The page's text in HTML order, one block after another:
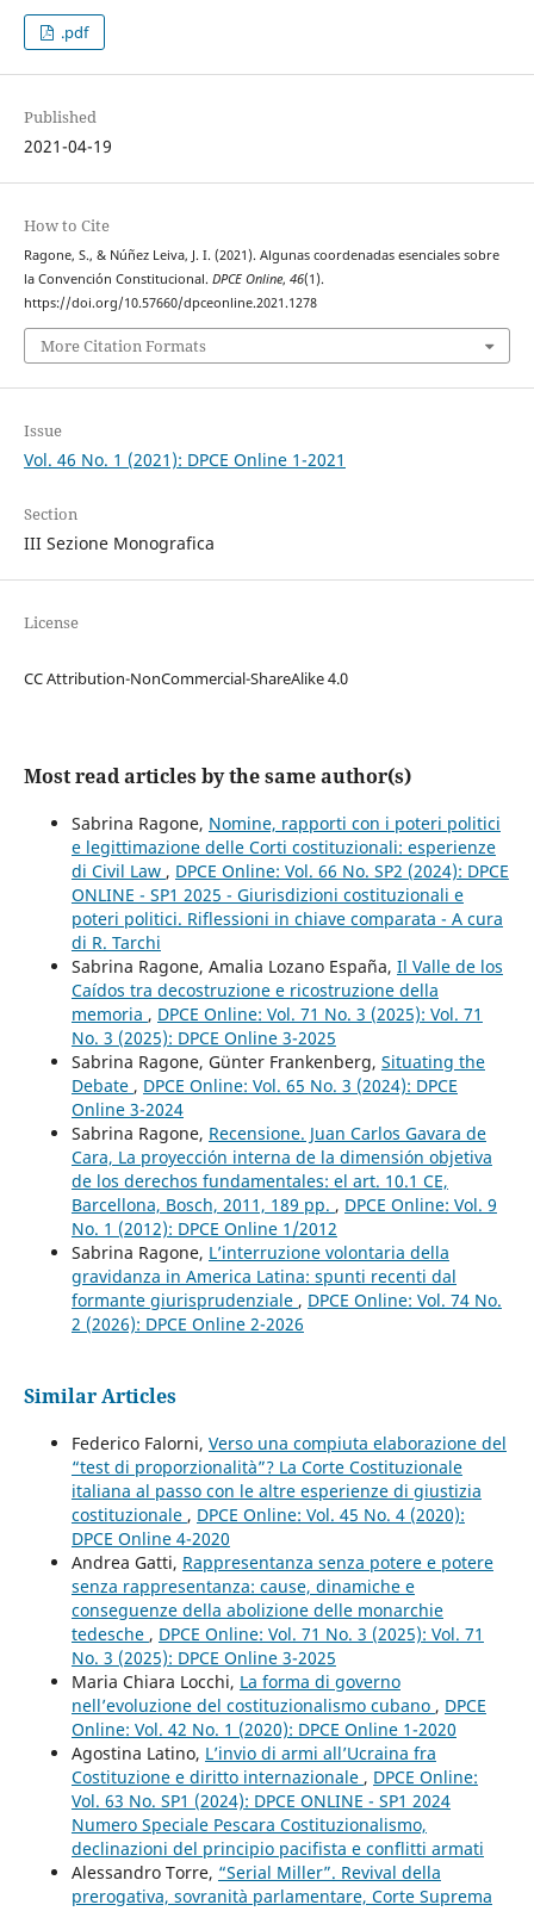
.pdf
Published
2021-04-19
How to Cite
Ragone, S., & Núñez Leiva, J. I. (2021). Algunas coordenadas esenciales sobre
la Convención Constitucional. DPCE Online, 46(1).
https://doi.org/10.57660/dpceonline.2021.1278
More Citation Formats
Issue
Vol. 46 No. 1 (2021): DPCE Online 1-2021
Section
III Sezione Monografica
License
CC Attribution-NonCommercial-ShareAlike 4.0
Most read articles by the same author(s)
Sabrina Ragone, Nomine, rapporti con i poteri politici
e legittimazione delle Corti costituzionali: esperienze
di Civil Law , DPCE Online: Vol. 66 No. SP2 (2024): DPCE
ONLINE - SP1 2025 - Giurisdizioni costituzionali e
poteri politici. Riflessioni in chiave comparata - A cura
di R. Tarchi
Sabrina Ragone, Amalia Lozano España, Il Valle de los
Caídos tra decostruzione e ricostruzione della
memoria , DPCE Online: Vol. 71 No. 3 (2025): Vol. 71
No. 3 (2025): DPCE Online 3-2025
Sabrina Ragone, Günter Frankenberg, Situating the
Debate , DPCE Online: Vol. 65 No. 3 (2024): DPCE
Online 3-2024
Sabrina Ragone, Recensione. Juan Carlos Gavara de
Cara, La proyección interna de la dimensión objetiva
de los derechos fundamentales: el art. 10.1 CE,
Barcellona, Bosch, 2011, 189 pp. , DPCE Online: Vol. 9
No. 1 (2012): DPCE Online 1/2012
Sabrina Ragone, L’interruzione volontaria della
gravidanza in America Latina: spunti recenti dal
formante giurisprudenziale , DPCE Online: Vol. 74 No.
2 (2026): DPCE Online 2-2026
Similar Articles
Federico Falorni, Verso una compiuta elaborazione del
“test di proporzionalità”? La Corte Costituzionale
italiana al passo con le altre esperienze di giustizia
costituzionale , DPCE Online: Vol. 45 No. 4 (2020):
DPCE Online 4-2020
Andrea Gatti, Rappresentanza senza potere e potere
senza rappresentanza: cause, dinamiche e
conseguenze della abolizione delle monarchie
tedesche , DPCE Online: Vol. 71 No. 3 (2025): Vol. 71
No. 3 (2025): DPCE Online 3-2025
Maria Chiara Locchi, La forma di governo
nell’evoluzione del costituzionalismo cubano , DPCE
Online: Vol. 42 No. 1 (2020): DPCE Online 1-2020
Agostina Latino, L’invio di armi all’Ucraina fra
Costituzione e diritto internazionale , DPCE Online:
Vol. 63 No. SP1 (2024): DPCE ONLINE - SP1 2024
Numero Speciale Pescara Costituzionalismo,
declinazioni del principio pacifista e conflitti armati
Alessandro Torre, “Serial Miller”. Revival della
prerogativa, sovranità parlamentare, Corte Suprema